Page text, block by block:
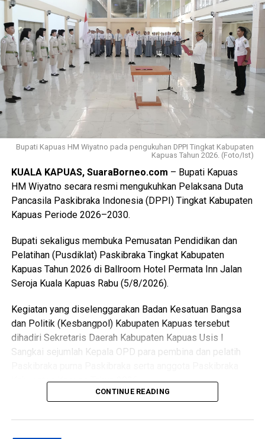
serangkaian ujian ketat.
Ia menyebutkan ada sebanyak 47 anggota kontingen yang
terdiri dari peserta, pembina, dan pendamping
diberangkatkan menuju Bumi Perkemahan dan Graha
Wisata (Buperta) Cibubur Jakarta, untuk mengikuti agenda
Jamnas pada 13–23 Agustus 2026.
“Mereka akan bergabung dengan Pramuka Penggalang se-
Indonesia menurut informasi juga hadir Pramuka se-Asia
Tenggara. Ini merupakan hal positif bagi perkembangan
anak-anak terutama duta Pramuka Kabupaten Kapuas,”
ujarnya. (Ujg/SB)
Views: 6
Bagikan ke
WhatsApp 0 Facebook 0
Messenger 0 Twitter/X
Bupati Kapuas HM Wiyatno pada pengukuhan DPPI Tingkat Kabupaten
Kapuas Tahun 2026. (Foto/Ist)
KUALA KAPUAS, SuaraBorneo.com – Bupati Kapuas
HM Wiyatno secara resmi mengukuhkan Pelaksana Duta
Pancasila Paskibraka Indonesia (DPPI) Tingkat Kabupaten
Kapuas Periode 2026–2030.
Bupati sekaligus membuka Pemusatan Pendidikan dan
Pelatihan (Pusdiklat) Paskibraka Tingkat Kabupaten
Kapuas Tahun 2026 di Ballroom Hotel Permata Inn Jalan
Seroja Kuala Kapuas Rabu (5/8/2026).
Kegiatan yang diselenggarakan Badan Kesatuan Bangsa
dan Politik (Kesbangpol) Kabupaten Kapuas tersebut
dihadiri Sekretaris Daerah Kabupaten Kapuas Usis I
Sangkai sejumlah Kepala OPD para pembina dan pelatih
Kabupaten Kapuas Tahun 2026.
Kabupaten Kapuas berkomitmen mewujudkan
CONTINUE READING